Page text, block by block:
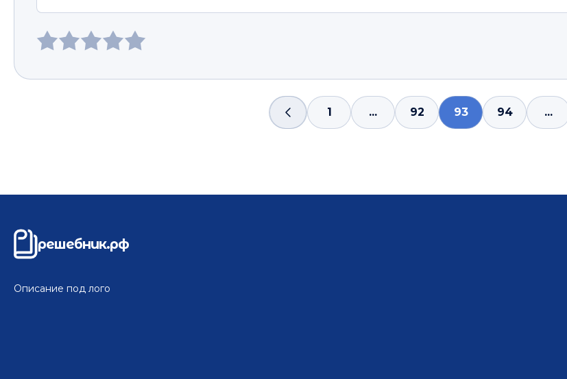
1 ... 92 93 94 ...
решебник.рф
Описание под лого